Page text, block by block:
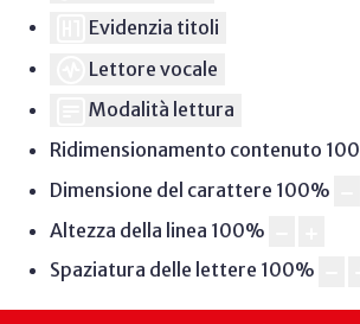
Evidenzia titoli
Lettore vocale
Modalità lettura
Ridimensionamento contenuto 100
Dimensione del carattere 100%
Altezza della linea 100%
Spaziatura delle lettere 100%